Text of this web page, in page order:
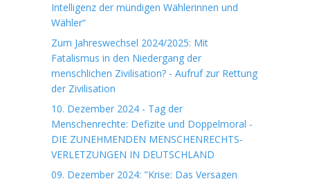
Intelligenz der mündigen Wählerinnen und
Wähler“
Zum Jahreswechsel 2024/2025: Mit
Fatalismus in den Niedergang der
menschlichen Zivilisation? - Aufruf zur Rettung
der Zivilisation
10. Dezember 2024 - Tag der
Menschenrechte: Defizite und Doppelmoral -
DIE ZUNEHMENDEN MENSCHENRECHTS-
VERLETZUNGEN IN DEUTSCHLAND
09. Dezember 2024: "Krise: Das Versagen